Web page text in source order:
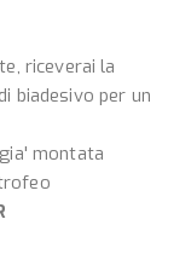
riceverai la
biadesivo per un
montata